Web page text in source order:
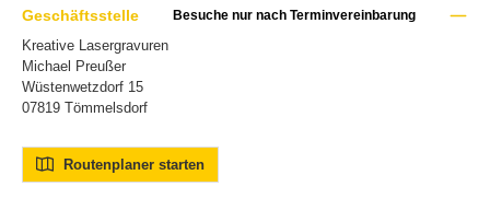
Geschäftsstelle Besuche nur nach Terminvereinbarung
Kreative Lasergravuren
Michael Preußer
Wüstenwetzdorf 15
07819 Tömmelsdorf
Routenplaner starten